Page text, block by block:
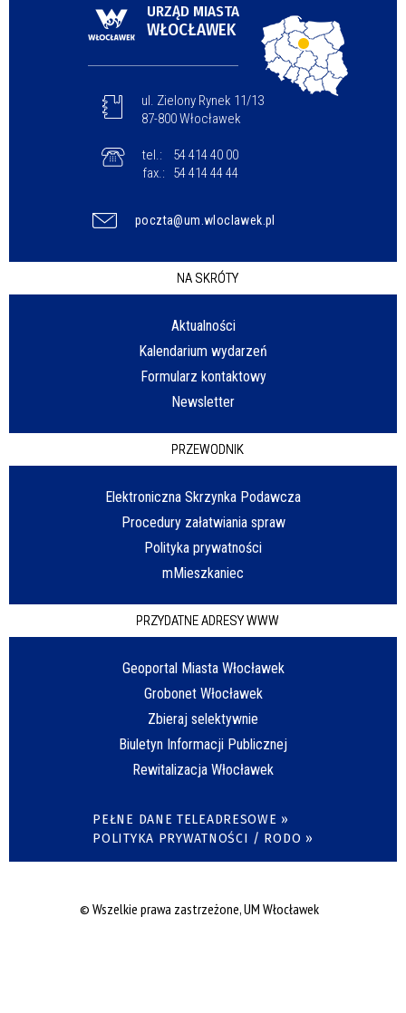
URZĄD MIASTA
WŁOCŁAWEK
ul. Zielony Rynek 11/13
87-800 Włocławek
tel.:
54 414 40 00
fax.:
54 414 44 44
poczta@um.wloclawek.pl
NA SKRÓTY
Aktualności
Kalendarium wydarzeń
Formularz kontaktowy
Newsletter
PRZEWODNIK
Elektroniczna Skrzynka Podawcza
Procedury załatwiania spraw
Polityka prywatności
mMieszkaniec
PRZYDATNE ADRESY WWW
Geoportal Miasta Włocławek
Grobonet Włocławek
Zbieraj selektywnie
Biuletyn Informacji Publicznej
Rewitalizacja Włocławek
PEŁNE DANE TELEADRESOWE »
POLITYKA PRYWATNOŚCI / RODO »
© Wszelkie prawa zastrzeżone, UM Włocławek